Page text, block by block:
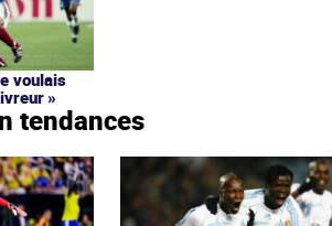
voulais
»
tendances